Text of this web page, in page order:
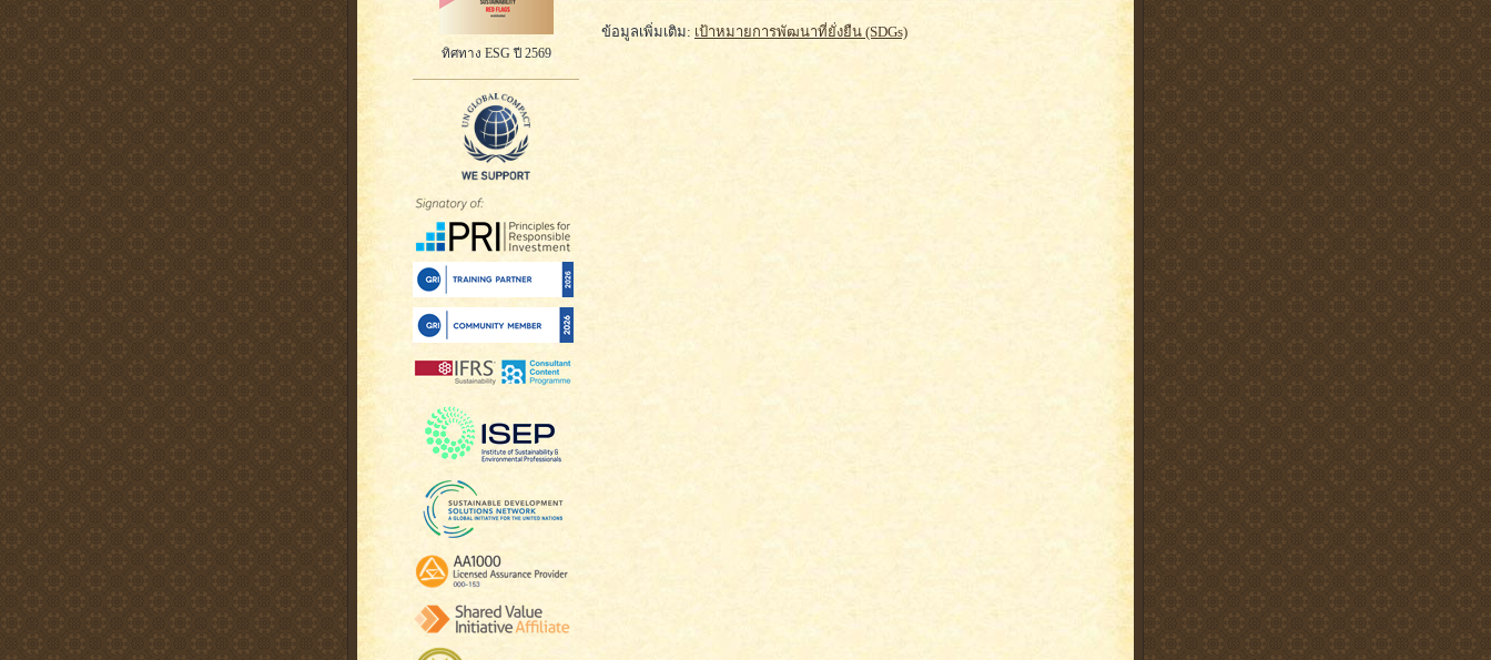
ทิศทาง ESG ปี 2569
ข้อมูลเพิ่มเติม: เป้าหมายการพัฒนาที่ยั่งยืน (SDGs)